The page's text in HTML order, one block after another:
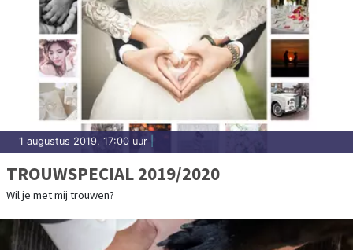
1 augustus 2019, 17:00 uur
TROUWSPECIAL 2019/2020
Wil je met mij trouwen?